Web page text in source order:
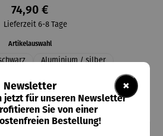
74,90 €
Lieferzeit 6-8 Tage
Artikelauswahlauswählen
Aluminium / silber
Holz / natur
/ dunkelbraun
Getränkehalter / natur
×
Newsletter
jetzt für unseren Newsletter
Sie von einer
Bestellung!